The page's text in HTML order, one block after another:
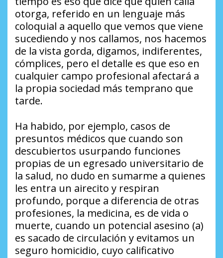
otorga, referido en un lenguaje más
coloquial a aquello que vemos que viene
sucediendo y nos callamos, nos hacemos
de la vista gorda, digamos, indiferentes,
cómplices, pero el detalle es que eso en
cualquier campo profesional afectará a
la propia sociedad más temprano que
tarde.
Ha habido, por ejemplo, casos de
presuntos médicos que cuando son
descubiertos usurpando funciones
propias de un egresado universitario de
la salud, no dudo en sumarme a quienes
les entra un airecito y respiran
profundo, porque a diferencia de otras
profesiones, la medicina, es de vida o
muerte, cuando un potencial asesino (a)
es sacado de circulación y evitamos un
seguro homicidio, cuyo calificativo